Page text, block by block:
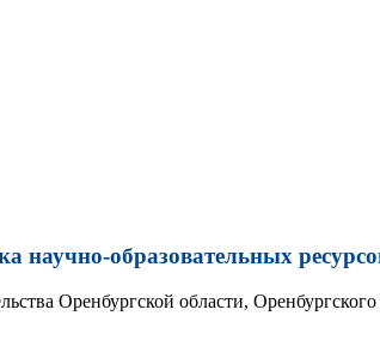
научно-образовательных
Оренбургской области,